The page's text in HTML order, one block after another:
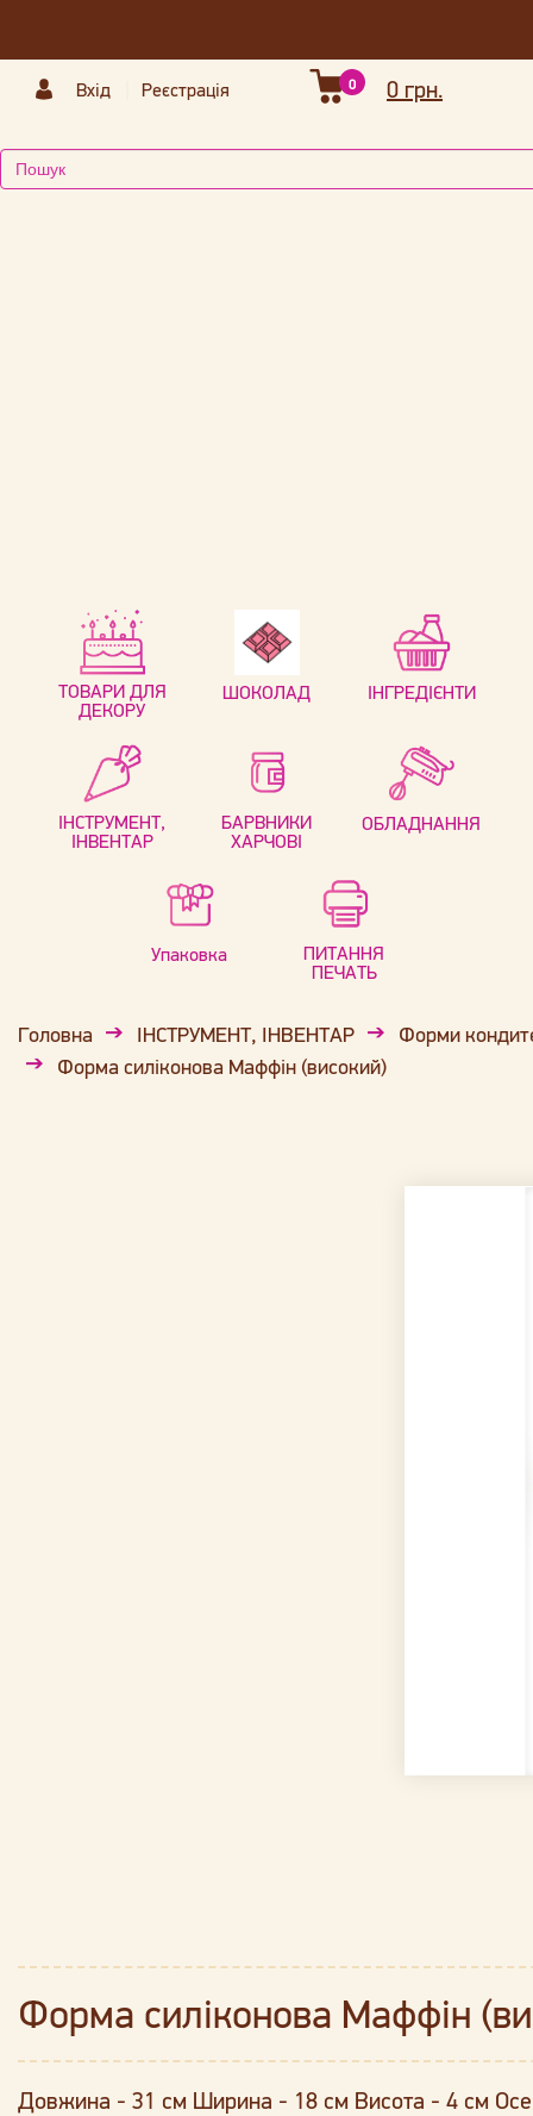
Вхід Реєстрація 0 грн.
0
ТОВАРИ ДЛЯ
ДЕКОРУ
ШОКОЛАД ІНГРЕДІЄНТИ
ІНСТРУМЕНТ,
ІНВЕНТАР
БАРВНИКИ
ХАРЧОВІ
ОБЛАДНАННЯ
Упаковка
ПИТАННЯ
ПЕЧАТЬ
Головна ІНСТРУМЕНТ, ІНВЕНТАР
Форми
Форма силіконова Маффін (високий)
Форма силіконова Маффін
Довжина - 31 см Ширина - 18 см Висота - 4 см